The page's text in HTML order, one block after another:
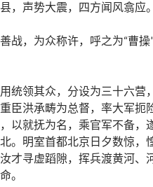
，声势大震，四方闻风翕应。
战，为众称许，呼之为“曹操
统领其众，分设为三十六营
臣洪承畴为总督，率大军扼
以就抚为名，乘官军不备，
。明室首都北京日夕数惊，
才寻虚蹈隙，挥兵渡黄河、
。